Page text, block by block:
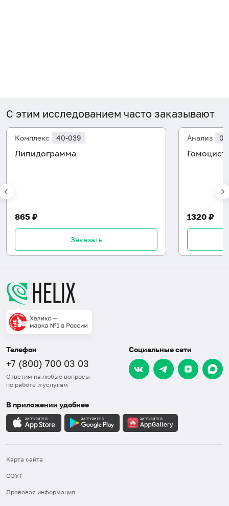
С этим исследованием часто заказывают
Комплекс 40-039
Липидограмма
865 ₽
Заказать
Анализ
1320 ₽
Телефон
+7 (800) 700 03 03
Ответим на любые вопросы
по работе и услугам
Социальные сети
В приложении удобнее
Карта сайта
СОУТ
Правовая информация